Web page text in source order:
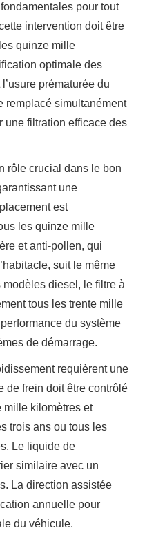
pour tout
intervention doit être
quinze mille
optimale des
prématurée du
remplacé simultanément
une filtration efficace des
rôle crucial dans le bon
une
est
les quinze mille
et anti-pollen, qui
suit le même
modèles diesel, le filtre à
tous les trente mille
du système
de démarrage.
requièrent une
de frein doit être contrôlé
mille kilomètres et
trois ans ou tous les
Le liquide de
similaire avec un
La direction assistée
annuelle pour
du véhicule.